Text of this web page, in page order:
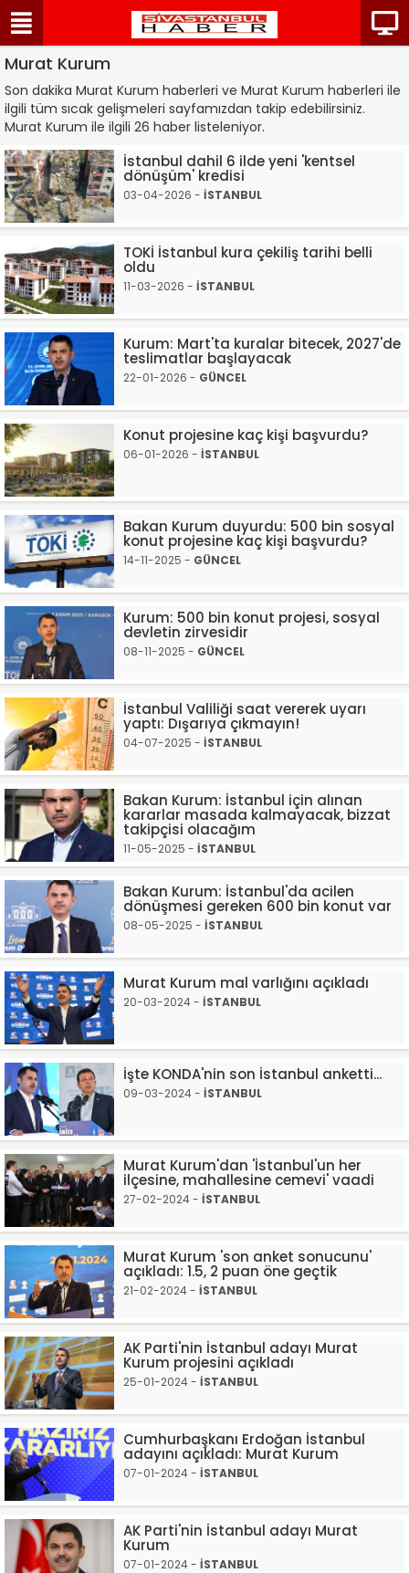
Murat Kurum
Son dakika Murat Kurum haberleri ve Murat Kurum haberleri ile
ilgili tüm sıcak gelişmeleri sayfamızdan takip edebilirsiniz.
Murat Kurum ile ilgili 26 haber listeleniyor.
İstanbul dahil 6 ilde yeni 'kentsel
dönüşüm' kredisi
03-04-2026 - İSTANBUL
TOKİ İstanbul kura çekiliş tarihi belli
oldu
11-03-2026 - İSTANBUL
Kurum: Mart'ta kuralar bitecek, 2027'de
teslimatlar başlayacak
22-01-2026 - GÜNCEL
Konut projesine kaç kişi başvurdu?
06-01-2026 - İSTANBUL
Bakan Kurum duyurdu: 500 bin sosyal
konut projesine kaç kişi başvurdu?
14-11-2025 - GÜNCEL
Kurum: 500 bin konut projesi, sosyal
devletin zirvesidir
08-11-2025 - GÜNCEL
İstanbul Valiliği saat vererek uyarı
yaptı: Dışarıya çıkmayın!
04-07-2025 - İSTANBUL
Bakan Kurum: İstanbul için alınan
kararlar masada kalmayacak, bizzat
takipçisi olacağım
11-05-2025 - İSTANBUL
Bakan Kurum: İstanbul'da acilen
dönüşmesi gereken 600 bin konut var
08-05-2025 - İSTANBUL
Murat Kurum mal varlığını açıkladı
20-03-2024 - İSTANBUL
İşte KONDA'nin son İstanbul anketti...
09-03-2024 - İSTANBUL
Murat Kurum'dan 'İstanbul'un her
ilçesine, mahallesine cemevi' vaadi
27-02-2024 - İSTANBUL
Murat Kurum 'son anket sonucunu'
açıkladı: 1.5, 2 puan öne geçtik
21-02-2024 - İSTANBUL
AK Parti'nin İstanbul adayı Murat
Kurum projesini açıkladı
25-01-2024 - İSTANBUL
Cumhurbaşkanı Erdoğan İstanbul
adayını açıkladı: Murat Kurum
07-01-2024 - İSTANBUL
AK Parti'nin İstanbul adayı Murat
Kurum
07-01-2024 - İSTANBUL